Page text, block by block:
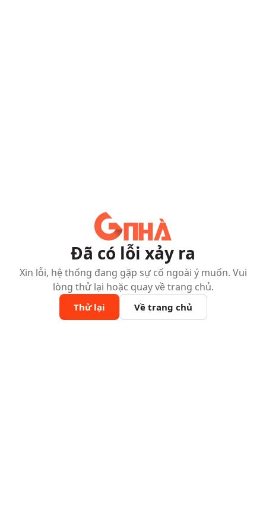
Đã có lỗi xảy ra
Xin lỗi, hệ thống đang gặp sự cố ngoài ý muốn. Vui
lòng thử lại hoặc quay về trang chủ.
Thử lại Về trang chủ